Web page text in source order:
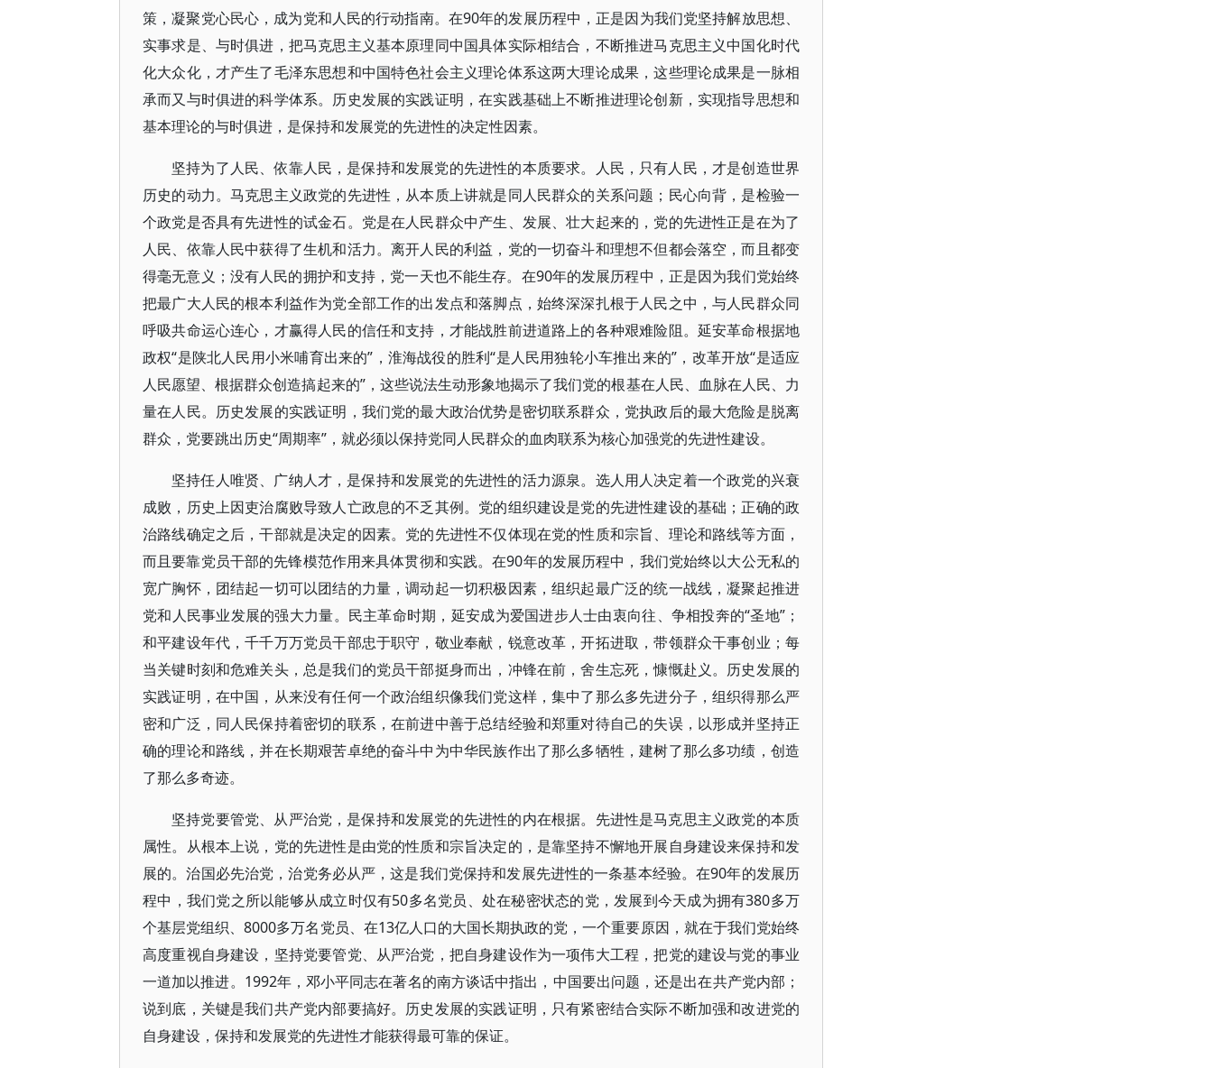
策，凝聚党心民心，成为党和人民的行动指南。在90年的发展历程中，正是因为我们党坚持解放思想、
实事求是、与时俱进，把马克思主义基本原理同中国具体实际相结合，不断推进马克思主义中国化时代
化大众化，才产生了毛泽东思想和中国特色社会主义理论体系这两大理论成果，这些理论成果是一脉相
承而又与时俱进的科学体系。历史发展的实践证明，在实践基础上不断推进理论创新，实现指导思想和
基本理论的与时俱进，是保持和发展党的先进性的决定性因素。
坚持为了人民、依靠人民，是保持和发展党的先进性的本质要求。人民，只有人民，才是创造世界
历史的动力。马克思主义政党的先进性，从本质上讲就是同人民群众的关系问题；民心向背，是检验一
个政党是否具有先进性的试金石。党是在人民群众中产生、发展、壮大起来的，党的先进性正是在为了
人民、依靠人民中获得了生机和活力。离开人民的利益，党的一切奋斗和理想不但都会落空，而且都变
得毫无意义；没有人民的拥护和支持，党一天也不能生存。在90年的发展历程中，正是因为我们党始终
把最广大人民的根本利益作为党全部工作的出发点和落脚点，始终深深扎根于人民之中，与人民群众同
呼吸共命运心连心，才赢得人民的信任和支持，才能战胜前进道路上的各种艰难险阻。延安革命根据地
政权“是陕北人民用小米哺育出来的”，淮海战役的胜利“是人民用独轮小车推出来的”，改革开放“是适应
人民愿望、根据群众创造搞起来的”，这些说法生动形象地揭示了我们党的根基在人民、血脉在人民、力
量在人民。历史发展的实践证明，我们党的最大政治优势是密切联系群众，党执政后的最大危险是脱离
群众，党要跳出历史“周期率”，就必须以保持党同人民群众的血肉联系为核心加强党的先进性建设。
坚持任人唯贤、广纳人才，是保持和发展党的先进性的活力源泉。选人用人决定着一个政党的兴衰
成败，历史上因吏治腐败导致人亡政息的不乏其例。党的组织建设是党的先进性建设的基础；正确的政
治路线确定之后，干部就是决定的因素。党的先进性不仅体现在党的性质和宗旨、理论和路线等方面，
而且要靠党员干部的先锋模范作用来具体贯彻和实践。在90年的发展历程中，我们党始终以大公无私的
宽广胸怀，团结起一切可以团结的力量，调动起一切积极因素，组织起最广泛的统一战线，凝聚起推进
党和人民事业发展的强大力量。民主革命时期，延安成为爱国进步人士由衷向往、争相投奔的“圣地”；
和平建设年代，千千万万党员干部忠于职守，敬业奉献，锐意改革，开拓进取，带领群众干事创业；每
当关键时刻和危难关头，总是我们的党员干部挺身而出，冲锋在前，舍生忘死，慷慨赴义。历史发展的
实践证明，在中国，从来没有任何一个政治组织像我们党这样，集中了那么多先进分子，组织得那么严
密和广泛，同人民保持着密切的联系，在前进中善于总结经验和郑重对待自己的失误，以形成并坚持正
确的理论和路线，并在长期艰苦卓绝的奋斗中为中华民族作出了那么多牺牲，建树了那么多功绩，创造
了那么多奇迹。
坚持党要管党、从严治党，是保持和发展党的先进性的内在根据。先进性是马克思主义政党的本质
属性。从根本上说，党的先进性是由党的性质和宗旨决定的，是靠坚持不懈地开展自身建设来保持和发
展的。治国必先治党，治党务必从严，这是我们党保持和发展先进性的一条基本经验。在90年的发展历
程中，我们党之所以能够从成立时仅有50多名党员、处在秘密状态的党，发展到今天成为拥有380多万
个基层党组织、8000多万名党员、在13亿人口的大国长期执政的党，一个重要原因，就在于我们党始终
高度重视自身建设，坚持党要管党、从严治党，把自身建设作为一项伟大工程，把党的建设与党的事业
一道加以推进。1992年，邓小平同志在著名的南方谈话中指出，中国要出问题，还是出在共产党内部；
说到底，关键是我们共产党内部要搞好。历史发展的实践证明，只有紧密结合实际不断加强和改进党的
自身建设，保持和发展党的先进性才能获得最可靠的保证。